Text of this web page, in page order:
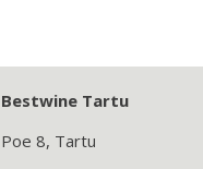
Bestwine Tartu
Poe 8, Tartu